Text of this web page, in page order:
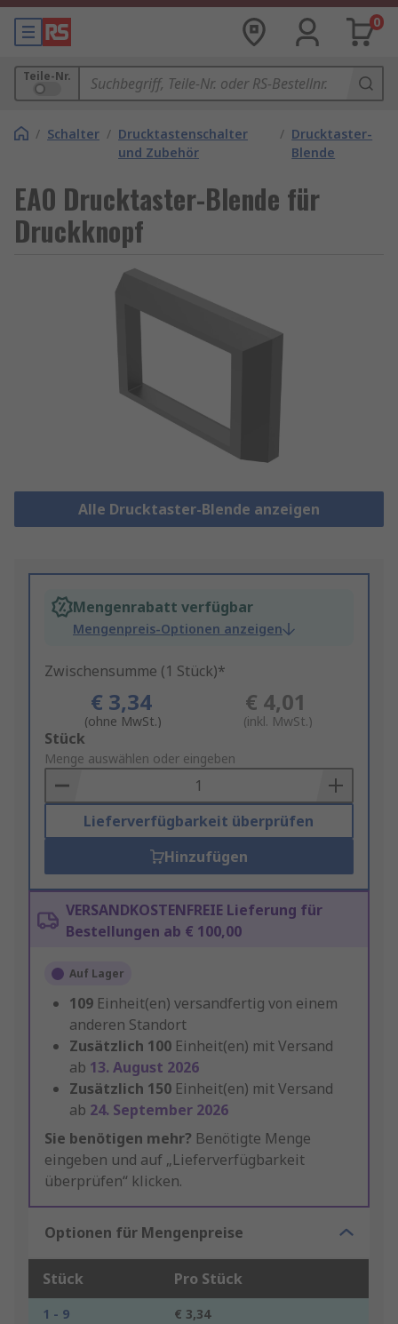
0
Teile-Nr.
/ Schalter / Drucktastenschalter
und Zubehör
/ Drucktaster-
Blende
EAO Drucktaster-Blende für
Druckknopf
Alle Drucktaster-Blende anzeigen
Mengenrabatt verfügbar
Mengenpreis-Optionen anzeigen
Zwischensumme (1 Stück)*
€ 3,34
(ohne MwSt.)
€ 4,01
(inkl. MwSt.)
Add
to
Basket
Stück
Menge auswählen oder eingeben
Lieferverfügbarkeit überprüfen
Hinzufügen
VERSANDKOSTENFREIE Lieferung für
Bestellungen ab € 100,00
Auf Lager
109 Einheit(en) versandfertig von einem
anderen Standort
Zusätzlich 100 Einheit(en) mit Versand
ab 13. August 2026
Zusätzlich 150 Einheit(en) mit Versand
ab 24. September 2026
Sie benötigen mehr? Benötigte Menge
eingeben und auf „Lieferverfügbarkeit
überprüfen“ klicken.
Optionen für Mengenpreise
Stück Pro Stück
1 - 9
€ 3,34